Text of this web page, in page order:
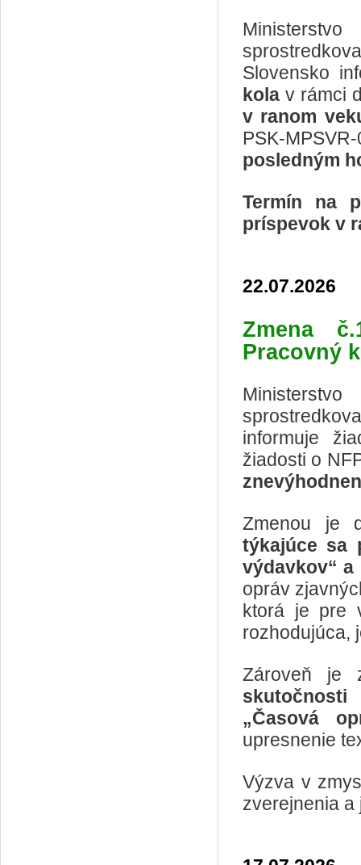
Slovensko
kola v rámci
v ranom
PSK-
posledným
Termín na
príspevok v
22.07.2026
Zmena
Pracovný
informuje
žiadosti o
Zmenou je
týkajúce sa
výdavkov“
opráv
ktorá je pre
rozhodujúca,
Zároveň je
skutočnosti
„Časová
upresnenie
Výzva v
zverejnenia